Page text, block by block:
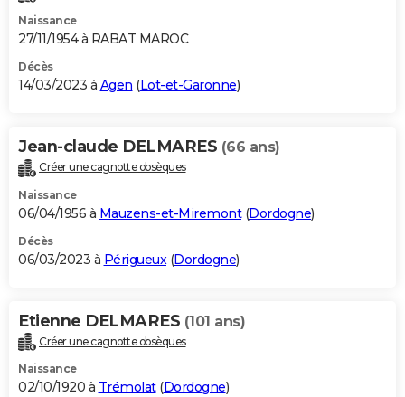
Naissance
27/11/1954 à RABAT MAROC
Décès
14/03/2023 à Agen (Lot-et-Garonne)
Jean-claude DELMARES (66 ans)
Créer une cagnotte obsèques
Naissance
06/04/1956 à Mauzens-et-Miremont(Dordogne)
Décès
06/03/2023 à Périgueux (Dordogne)
Etienne DELMARES (101 ans)
Créer une cagnotte obsèques
Naissance
02/10/1920 à Trémolat(Dordogne)